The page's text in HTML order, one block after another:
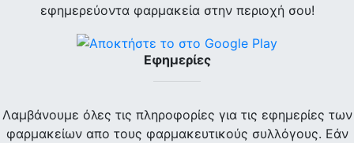
εφημερεύοντα φαρμακεία στην περιοχή σου!
Εφημερίες
Λαμβάνουμε όλες τις πληροφορίες για τις εφημερίες των
φαρμακείων απο τους φαρμακευτικούς συλλόγους. Εάν